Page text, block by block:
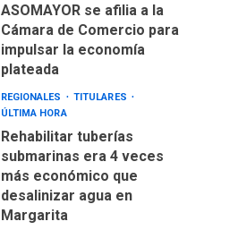
ASOMAYOR se afilia a la
Cámara de Comercio para
impulsar la economía
plateada
REGIONALES
TITULARES
ÚLTIMA HORA
Rehabilitar tuberías
submarinas era 4 veces
más económico que
desalinizar agua en
Margarita